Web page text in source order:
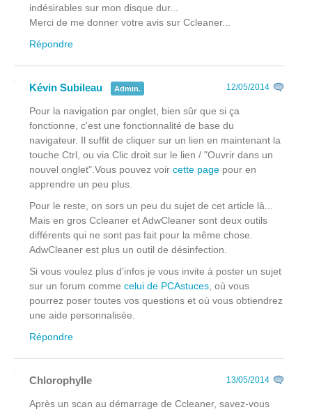
indésirables sur mon disque dur...
Merci de me donner votre avis sur Ccleaner...
Répondre
Kévin Subileau Admin. 12/05/2014
Pour la navigation par onglet, bien sûr que si ça
fonctionne, c'est une fonctionnalité de base du
navigateur. Il suffit de cliquer sur un lien en maintenant la
touche Ctrl, ou via Clic droit sur le lien / "Ouvrir dans un
nouvel onglet".Vous pouvez voir cette page pour en
apprendre un peu plus.
Pour le reste, on sors un peu du sujet de cet article là...
Mais en gros Ccleaner et AdwCleaner sont deux outils
différents qui ne sont pas fait pour la même chose.
AdwCleaner est plus un outil de désinfection.
Si vous voulez plus d'infos je vous invite à poster un sujet
sur un forum comme celui de PCAstuces, où vous
pourrez poser toutes vos questions et où vous obtiendrez
une aide personnalisée.
Répondre
Chlorophylle 13/05/2014
Après un scan au démarrage de Ccleaner, savez-vous